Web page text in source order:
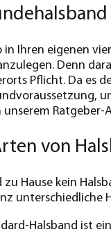
in Ihren eigenen
Denn
Pflicht. Da es
unserem Ratgeber-
von
Hause kein
unterschiedliche
Halsband ist